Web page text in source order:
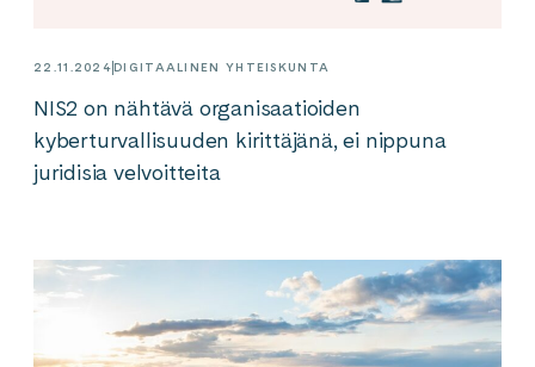
22.11.2024DIGITAALINEN YHTEISKUNTA
NIS2 on nähtävä organisaatioiden
kyberturvallisuuden kirittäjänä, ei nippuna
juridisia velvoitteita